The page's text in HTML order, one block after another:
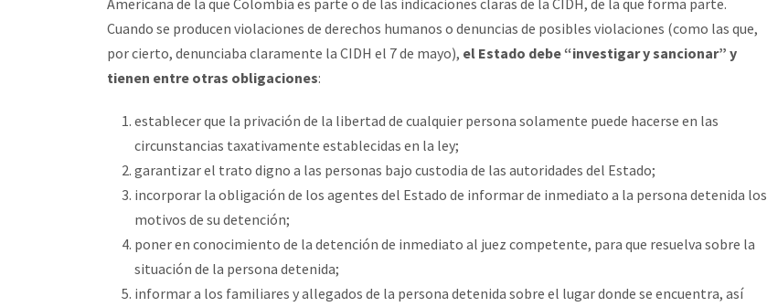
Americana de la que Colombia es parte o de las indicaciones claras de la CIDH, de la que forma parte.
Cuando se producen violaciones de derechos humanos o denuncias de posibles violaciones (como las que,
por cierto, denunciaba claramente la CIDH el 7 de mayo), el Estado debe “investigar y sancionar” y
tienen entre otras obligaciones:
establecer que la privación de la libertad de cualquier persona solamente puede hacerse en las
circunstancias taxativamente establecidas en la ley;
garantizar el trato digno a las personas bajo custodia de las autoridades del Estado;
incorporar la obligación de los agentes del Estado de informar de inmediato a la persona detenida los
motivos de su detención;
poner en conocimiento de la detención de inmediato al juez competente, para que resuelva sobre la
situación de la persona detenida;
informar a los familiares y allegados de la persona detenida sobre el lugar donde se encuentra, así